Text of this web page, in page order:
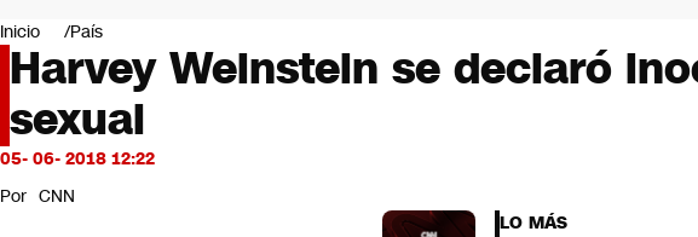
Mundo
Negocios
Deportes
Programas completos
Cultura
Servicios
Bits
CNN Data
Inicio País
Harvey Weinstein se declaró
sexual
05- 06- 2018 12:22
Por CNN
LO MÁS